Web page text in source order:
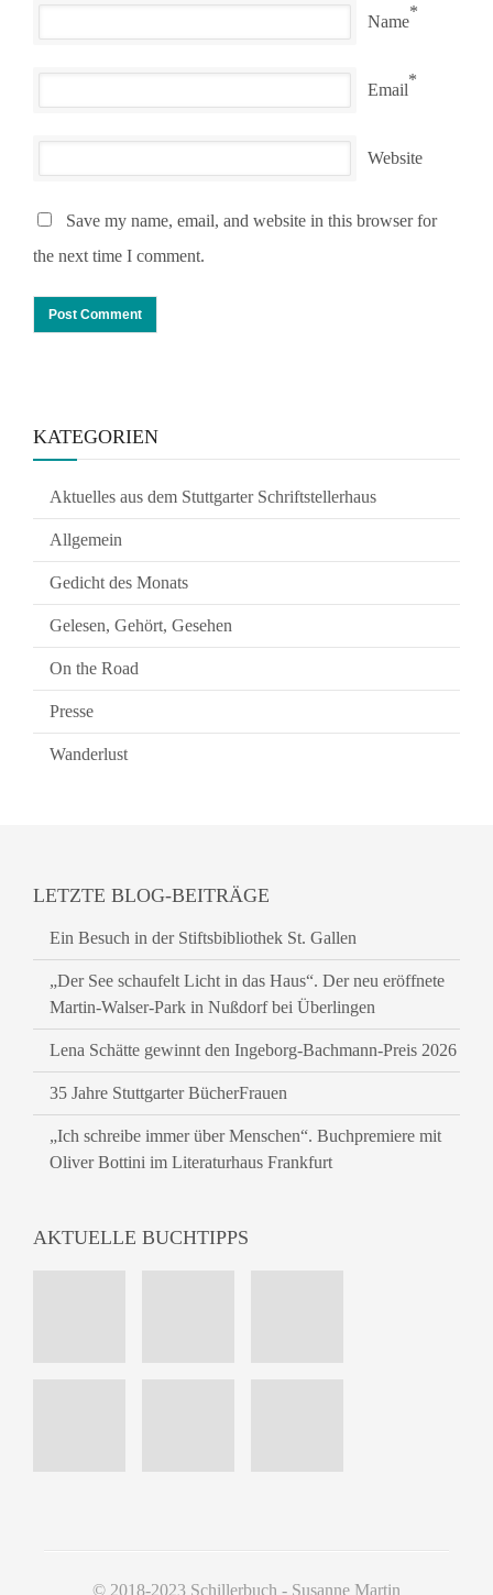
Name
*
Email
*
Website
Save my name, email, and website in this browser for
the next time I comment.
KATEGORIEN
Aktuelles aus dem Stuttgarter Schriftstellerhaus
Allgemein
Gedicht des Monats
Gelesen, Gehört, Gesehen
On the Road
Presse
Wanderlust
LETZTE BLOG-BEITRÄGE
Ein Besuch in der Stiftsbibliothek St. Gallen
„Der See schaufelt Licht in das Haus“. Der neu eröffnete
Martin-Walser-Park in Nußdorf bei Überlingen
Lena Schätte gewinnt den Ingeborg-Bachmann-Preis 2026
35 Jahre Stuttgarter BücherFrauen
„Ich schreibe immer über Menschen“. Buchpremiere mit
Oliver Bottini im Literaturhaus Frankfurt
AKTUELLE BUCHTIPPS
© 2018-2023 Schillerbuch - Susanne Martin